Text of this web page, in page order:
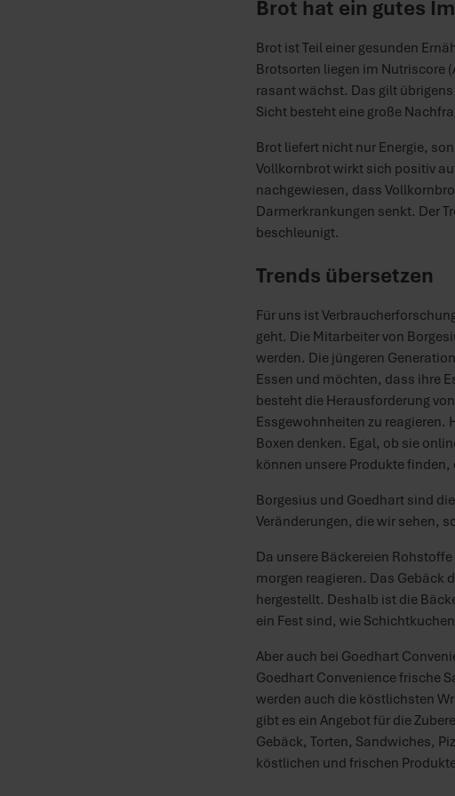
Brot hat ein gutes
Brot ist Teil einer gesunden
Brotsorten liegen im Nutriscore
rasant wächst. Das gilt
Sicht besteht eine große
Brot liefert nicht nur Energie,
Vollkornbrot wirkt sich positiv
nachgewiesen, dass
Darmerkrankungen senkt. Der
beschleunigt.
Trends übersetzen
Für uns ist
geht. Die Mitarbeiter von
werden. Die jüngeren
Essen und möchten, dass ihre
besteht die Herausforderung
Essgewohnheiten zu reagieren.
Boxen denken. Egal, ob sie
können unsere Produkte finden,
Borgesius und Goedhart sind
Veränderungen, die wir sehen,
Da unsere Bäckereien
morgen reagieren. Das Gebäck
hergestellt. Deshalb ist die
ein Fest sind, wie
Aber auch bei Goedhart
Goedhart Convenience frische
werden auch die köstlichsten
gibt es ein Angebot für die
Gebäck, Torten, Sandwiches,
köstlichen und frischen